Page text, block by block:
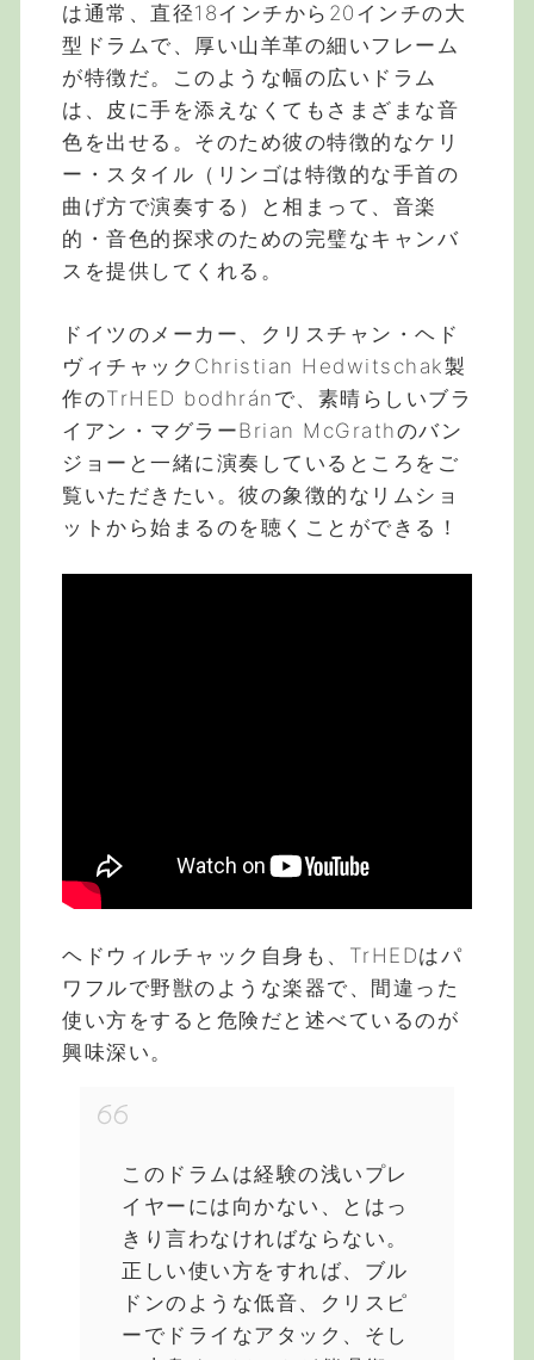
は通常、直径18インチから20インチの大
型ドラムで、厚い山羊革の細いフレーム
が特徴だ。このような幅の広いドラム
は、皮に手を添えなくてもさまざまな音
色を出せる。そのため彼の特徴的なケリ
ー・スタイル（リンゴは特徴的な手首の
曲げ方で演奏する）と相まって、音楽
的・音色的探求のための完璧なキャンバ
スを提供してくれる。
ドイツのメーカー、クリスチャン・ヘド
ヴィチャックChristian Hedwitschak製
作のTrHED bodhránで、素晴らしいブラ
イアン・マグラーBrian McGrathのバン
ジョーと一緒に演奏しているところをご
覧いただきたい。彼の象徴的なリムショ
ットから始まるのを聴くことができる！
ヘドウィルチャック自身も、TrHEDはパ
ワフルで野獣のような楽器で、間違った
使い方をすると危険だと述べているのが
興味深い。
このドラムは経験の浅いプレ
イヤーには向かない、とはっ
きり言わなければならない。
正しい使い方をすれば、ブル
ドンのような低音、クリスピ
ーでドライなアタック、そし